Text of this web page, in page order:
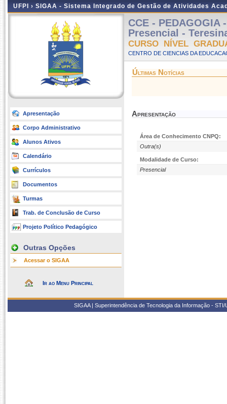
UFPI › SIGAA - Sistema Integrado de Gestão de Atividades
Apresentação
Corpo Administrativo
Alunos Ativos
Calendário
Currículos
Documentos
Turmas
Trab. de Conclusão de Curso
Projeto Político Pedagógico
Outras Opções
Acessar o SIGAA
Ir ao Menu Principal
CCE - PEDAGOGIA
Presencial -
CURSO NÍVEL
CENTRO DE CIENCIAS DA
Últimas Notícias
Apresentação
Área de Conhecimento CNPQ:
Outra(s)
Modalidade de Curso:
Presencial
SIGAA | Superintendência de Tecnologia da Informação -